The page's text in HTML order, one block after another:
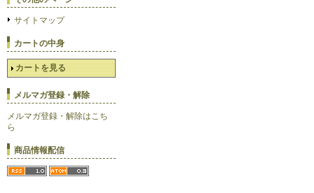
サイトマップ
カートの中身
カートを見る
メルマガ登録・解除
メルマガ登録・解除はこち
ら
商品情報配信